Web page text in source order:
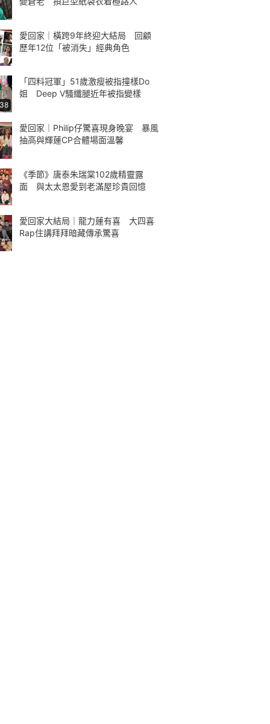
愛回家｜橫跨9年終迎大結局 回顧
歷年12位「被消失」經典角色
「四料冠軍」51歲激瘦被指撞樣Do
姐 Deep V騷纖腿近年被指變樣
愛回家｜Philip仔驚喜現身晚宴 暴風
抽高與輝蓮CP合體場面溫馨
《季節》唐泰朱瑞棠102歲精靈露
面 與太太恩愛到老滿屋珍貴回憶
愛回家大結局｜龍力蓮有喜 大四喜
Rap住講拜拜暗藏傳承驚喜